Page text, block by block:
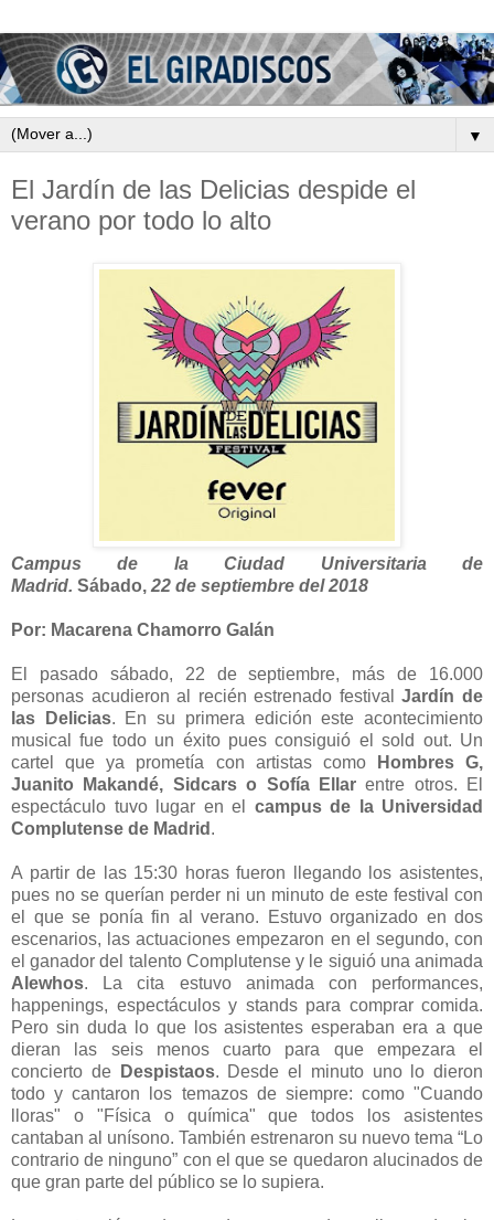
▼
El Jardín de las Delicias despide el
verano por todo lo alto
Campus de la Ciudad Universitaria de
Madrid. Sábado, 22 de septiembre del 2018
Por: Macarena Chamorro Galán
El pasado sábado, 22 de septiembre, más de 16.000
personas acudieron al recién estrenado festivalJardín de
las Delicias. En su primera edición este acontecimiento
musical fue todo un éxito pues consiguió el sold out. Un
cartel que ya prometía con artistas como
Hombres G,
Juanito Makandé, Sidcars o Sofía Ellarentre otros. El
espectáculo tuvo lugar en el campus de la Universidad
Complutense de Madrid .
A partir de las 15:30 horas fueron llegando los asistentes,
pues no se querían perder ni un minuto de este festival con
el que se ponía fin al verano. Estuvo organizado en dos
escenarios, las actuaciones empezaron en el segundo, con
el ganador del talento Complutense y le siguió una animada
Alewhos. La cita estuvo animada con performances,
happenings, espectáculos y stands para comprar comida.
Pero sin duda lo que los asistentes esperaban era a que
dieran las seis menos cuarto para que empezara el
concierto de
Despistaos. Desde el minuto uno lo dieron
todo y cantaron los temazos de siempre: como "Cuando
lloras" o "Física o química" que todos los asistentes
cantaban al unísono. También estrenaron su nuevo tema “Lo
contrario de ninguno” con el que se quedaron alucinados de
que gran parte del público se lo supiera.